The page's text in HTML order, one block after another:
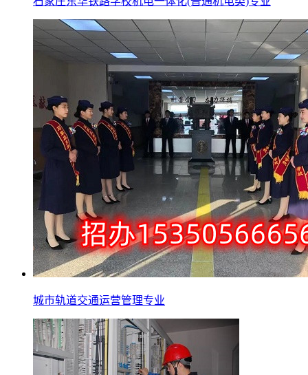
城市轨道交通运营管理专业